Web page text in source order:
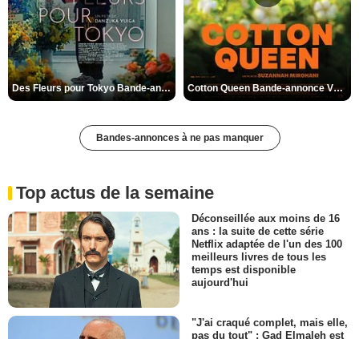
Des Fleurs pour Tokyo Bande-annonce VO STFR Cotton Queen Bande-annonce VO STFR
Bandes-annonces à ne pas manquer
Top actus de la semaine
Déconseillée aux moins de 16
ans : la suite de cette série
Netflix adaptée de l'un des 100
meilleurs livres de tous les
temps est disponible
aujourd'hui
"J'ai craqué complet, mais elle,
pas du tout" : Gad Elmaleh est